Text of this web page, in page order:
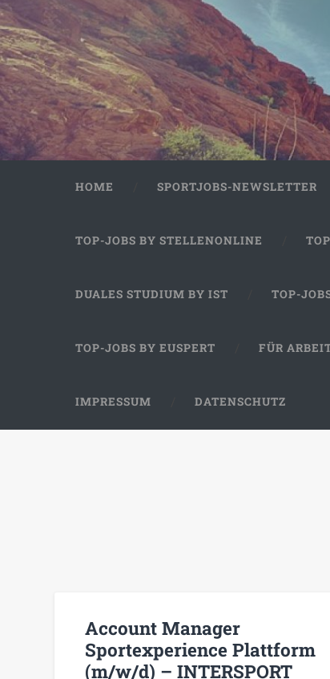
HOME SPORTJOBS-NEWSLETTER
TOP-JOBS BY STELLENONLINE
DUALES STUDIUM BY IST TOP-
TOP-JOBS BY EUSPERT FÜR
IMPRESSUM DATENSCHUTZ
Account Manager
Sportexperience Plattform
(m/w/d) – INTERSPORT